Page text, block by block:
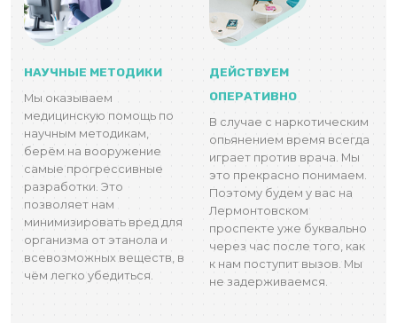
НАУЧНЫЕ МЕТОДИКИ
Мы оказываем
медицинскую помощь по
научным методикам,
берём на вооружение
самые прогрессивные
разработки. Это
позволяет нам
минимизировать вред для
организма от этанола и
всевозможных веществ, в
чём легко убедиться.
ДЕЙСТВУЕМ
ОПЕРАТИВНО
В случае с наркотическим
опьянением время всегда
играет против врача. Мы
это прекрасно понимаем.
Поэтому будем у вас на
Лермонтовском
проспекте уже буквально
через час после того, как
к нам поступит вызов. Мы
не задерживаемся.